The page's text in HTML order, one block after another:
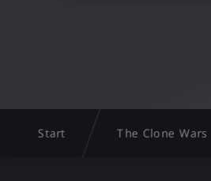
Start The Clone Wars